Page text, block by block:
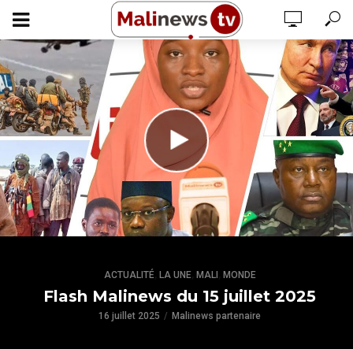
ACTUALITÉ, LA UNE, MALI MONDE
Flash Malinews du 15 juillet 2025
16 juillet 2025 Malinews partenaire